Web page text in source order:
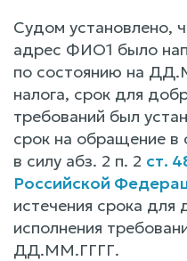
Судом установлено,
адрес ФИО1 было
по состоянию на
налога, срок для
требований был
срок на обращение в
в силу абз. 2 п. 2 ст.
Российской
истечения срока для
исполнения
ДД.ММ.ГГГГ.